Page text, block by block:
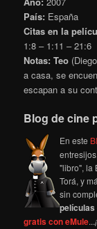
País: España
Citas en la
1:8 – 1:11 – 21:6
Notas:Teo
a casa, se
escapan a su
Blog de cine
En este
"libro", la
Torá, y
sin
películas
gratis con eMule...